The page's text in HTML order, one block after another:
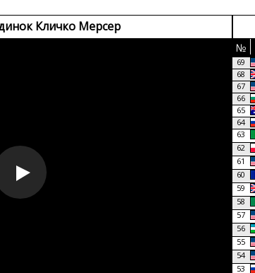
Кличко Мерсер
№
69
68
67
66
65
64
63
62
61
60
59
58
57
56
55
54
53